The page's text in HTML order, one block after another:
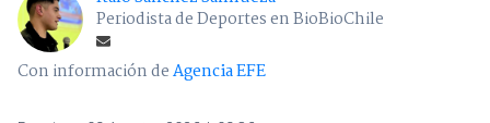
Periodista de Deportes en BioBioChile
Con información deAgencia EFE